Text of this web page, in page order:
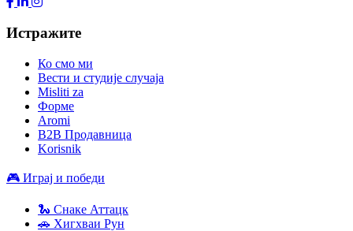
Истражите
Ко смо ми
Вести и студије случаја
Misliti za
Форме
Aromi
B2B Продавница
Korisnik
🎮 Играј и победи
🐍 Снаке Аттацк
🚗 Хигхваи Рун